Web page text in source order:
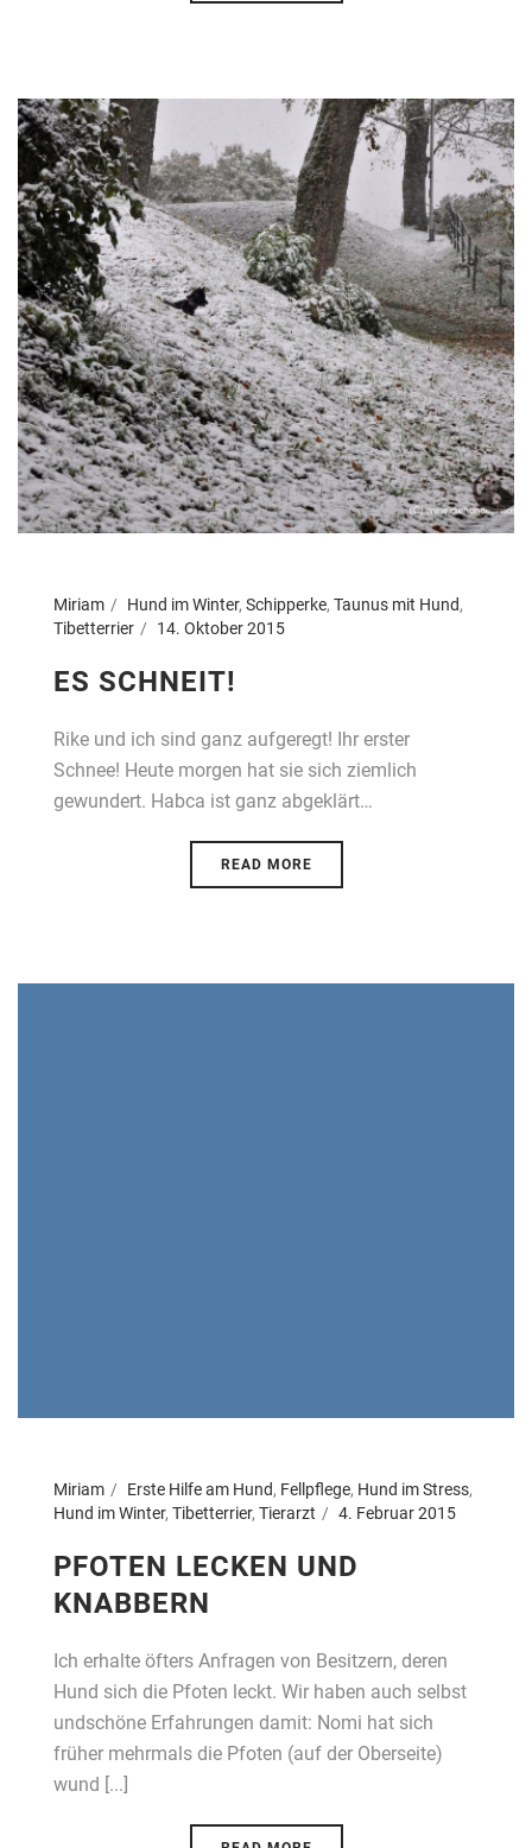
Miriam Hund im Winter, Schipperke, Taunus mit Hund,
Tibetterrier
14. Oktober 2015
ES SCHNEIT!
Rike und ich sind ganz aufgeregt! Ihr erster
Schnee! Heute morgen hat sie sich ziemlich
gewundert. Habca ist ganz abgeklärt…
READ MORE
Miriam Erste Hilfe am Hund, Fellpflege, Hund im Stress,
Hund im Winter, Tibetterrier, Tierarzt 4. Februar 2015
PFOTEN LECKEN UND
KNABBERN
Ich erhalte öfters Anfragen von Besitzern, deren
Hund sich die Pfoten leckt. Wir haben auch selbst
undschöne Erfahrungen damit: Nomi hat sich
früher mehrmals die Pfoten (auf der Oberseite)
wund [...]